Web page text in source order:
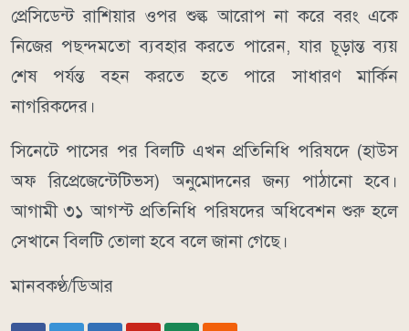
প্রেসিডেন্ট রাশিয়ার ওপর শুল্ক আরোপ না করে বরং একে
নিজের পছন্দমতো ব্যবহার করতে পারেন, যার চূড়ান্ত ব্যয়
শেষ পর্যন্ত বহন করতে হতে পারে সাধারণ মার্কিন
নাগরিকদের।
সিনেটে পাসের পর বিলটি এখন প্রতিনিধি পরিষদে (হাউস
অফ রিপ্রেজেন্টেটিভস) অনুমোদনের জন্য পাঠানো হবে।
আগামী ৩১ আগস্ট প্রতিনিধি পরিষদের অধিবেশন শুরু হলে
সেখানে বিলটি তোলা হবে বলে জানা গেছে।
মানবকণ্ঠ/ডিআর